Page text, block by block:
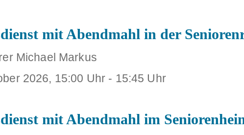
mit Abendmahl in der
Michael Markus
2026, 15:00 Uhr - 15:45 Uhr
mit Abendmahl im